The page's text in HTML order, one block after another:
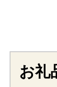
お礼